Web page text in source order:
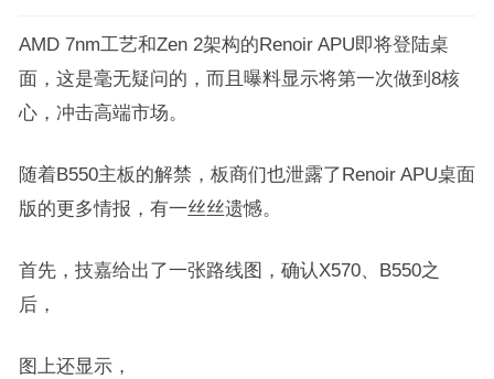
AMD 7nm工艺和Zen 2架构的Renoir APU即将登陆桌
面，这是毫无疑问的，而且曝料显示将第一次做到8核
心，冲击高端市场。
随着B550主板的解禁，板商们也泄露了Renoir APU桌面
版的更多情报，有一丝丝遗憾。
首先，技嘉给出了一张路线图，确认X570、B550之
后，
图上还显示，